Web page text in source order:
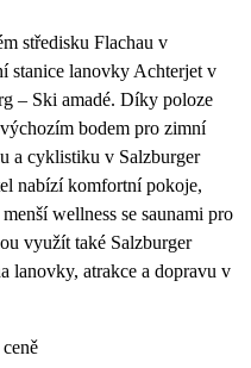
středisku Flachau v
stanice lanovky Achterjet v
– Ski amadé. Díky poloze
bodem pro zimní
a cyklistiku v Salzburger
nabízí komfortní pokoje,
wellness se saunami pro
využít také Salzburger
lanovky, atrakce a dopravu v